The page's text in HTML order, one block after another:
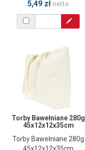
5,49 zł netto
Torby Bawełniane 280g
45x12x12x35cm
Torby Bawełniane 280g
45x12x12x35cm